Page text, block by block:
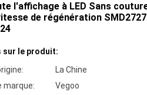
l'affichage à LED Sans
de régénération SMD2727
sur le produit:
La Chine
marque:
Vegoo